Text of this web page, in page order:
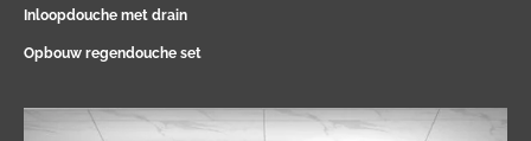
Inloopdouche met drain
Opbouw regendouche set